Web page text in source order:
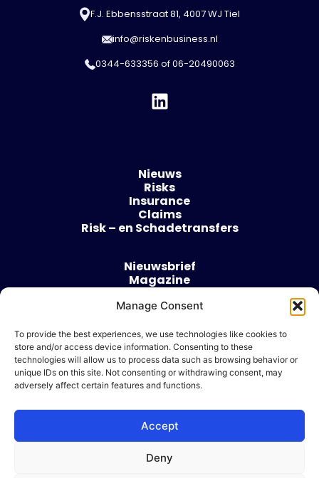
Manage Consent
To provide the best experiences, we use technologies like cookies to
store and/or access device information. Consenting to these
technologies will allow us to process data such as browsing behavior or
unique IDs on this site. Not consenting or withdrawing consent, may
adversely affect certain features and functions.
Accept
Deny
F.J. Ebbensstraat 81, 4007 WJ Tiel
info@riskenbusiness.nl
0344-633356 of06-20490063
Nieuws
Risks
Insurance
Claims
Risk – en Schadetransfers
Nieuwsbrief
Magazine
Over
Algemene voorwaarden
Cookie beleid
Ik wil adverteren